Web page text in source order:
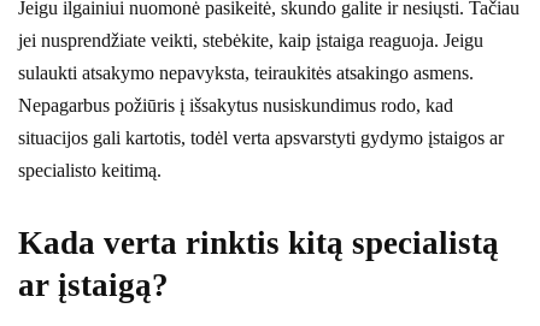
Jeigu ilgainiui nuomonė pasikeitė, skundo galite ir nesiųsti. Tačiau
jei nusprendžiate veikti, stebėkite, kaip įstaiga reaguoja. Jeigu
sulaukti atsakymo nepavyksta, teiraukitės atsakingo asmens.
Nepagarbus požiūris į išsakytus nusiskundimus rodo, kad
situacijos gali kartotis, todėl verta apsvarstyti gydymo įstaigos ar
specialisto keitimą.
Kada verta rinktis kitą specialistą
ar įstaigą?